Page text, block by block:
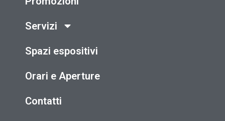
Servizi
Spazi espositivi
Orari e Aperture
Contatti